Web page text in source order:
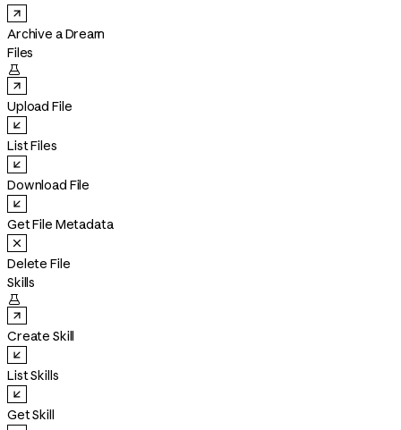
Archive a Dream
Files

Upload File
List Files
Download File
Get File Metadata
Delete File
Skills

Create Skill
List Skills
Get Skill